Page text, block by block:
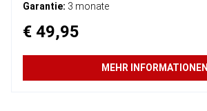
Garantie: 3 monate
€ 49,95
MEHR INFORMATIONEN